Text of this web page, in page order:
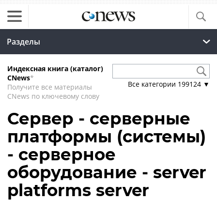
Разделы
Индексная книга (каталог)
CNews*
Получите все материалы
CNews по ключевому слову
Все категории 199124 ▼
Сервер - серверные
платформы (системы)
- серверное
оборудование - server
platforms server